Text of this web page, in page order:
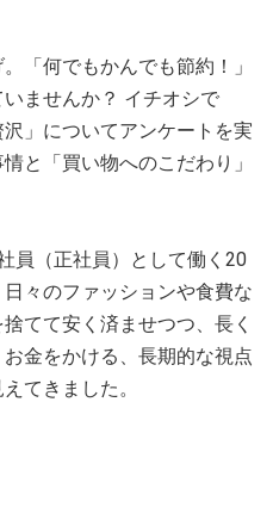
「何でもかんでも節約！」
ませんか？ イチオシで
」についてアンケートを実
と「買い物へのこだわり」
員（正社員）として働く20
々のファッションや食費な
てて安く済ませつつ、長く
金をかける、長期的な視点
てきました。